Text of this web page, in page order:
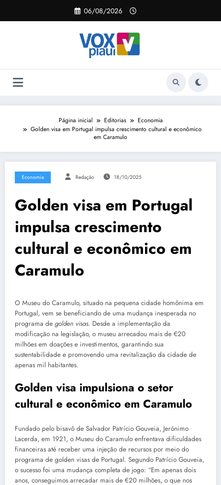
o
06/08/2026
Página inicial Editorias
Economia
Golden visa em Portugal impulsa crescimento cultural e econômico
em Caramulo
Economia Redação 18/10/2025
Golden visa em Portugal
impulsa crescimento
cultural e econômico em
Caramulo
O Museu do Caramulo, situado na pequena cidade homônima em
Portugal, vem se beneficiando de uma mudança inesperada no
programa de golden visas. Desde a implementação da
modificação na legislação, o museu arrecadou mais de €20
milhões em doações e investimentos, garantindo sua
sustentabilidade e promovendo uma revitalização da cidade de
apenas mil habitantes.
Golden visa impulsiona o setor
cultural e econômico em Caramulo
Fundado pelo bisavô de Salvador Patrício Gouveia, Jerónimo
Lacerda, em 1921, o Museu do Caramulo enfrentava dificuldades
financeiras até receber uma injeção de recursos por meio do
programa de golden visas de Portugal. Segundo Patrício Gouveia,
o sucesso foi uma mudança completa de jogo: “Em apenas dois
anos, conseguimos arrecadar mais de €20 milhões, o que nos